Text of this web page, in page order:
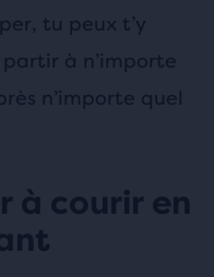
tu peux t’y
à n’importe
n’importe quel
à courir en